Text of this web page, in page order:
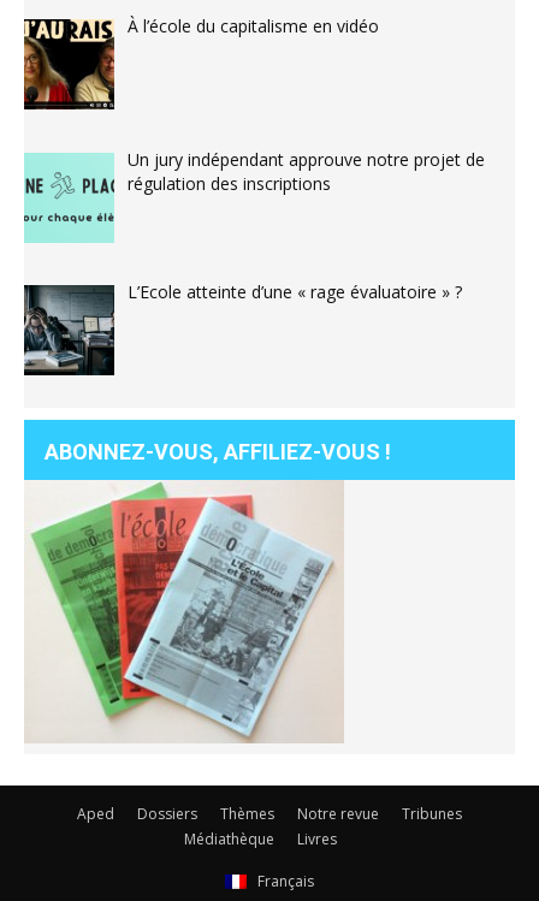
À l’école du capitalisme en vidéo
Un jury indépendant approuve notre projet de
régulation des inscriptions
L’Ecole atteinte d’une « rage évaluatoire » ?
ABONNEZ-VOUS, AFFILIEZ-VOUS !
Aped Dossiers Thèmes Notre revue
Tribunes
Médiathèque
Livres
Français